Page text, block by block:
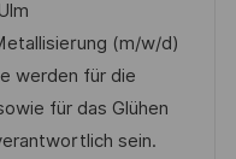
o
b
I
d
(m/w/d)
werden für die
für das Glühen
sein.